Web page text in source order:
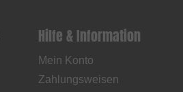
Hilfe & Information
Mein Konto
Zahlungsweisen